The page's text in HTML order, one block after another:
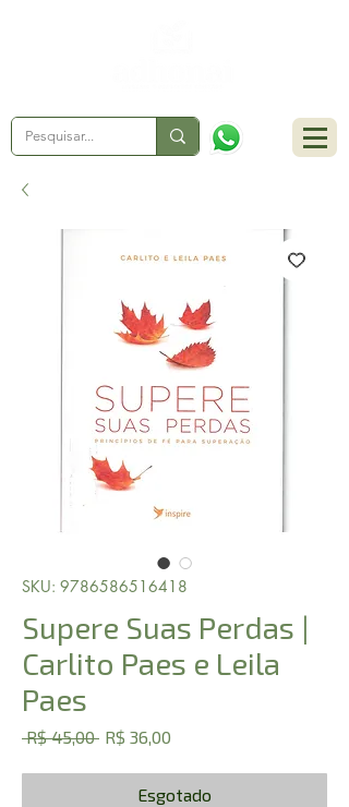
SKU: 9786586516418
Supere Suas Perdas |
Carlito Paes e Leila
Paes
R$ 45,00 Preço
R$ 36,00
Esgotado